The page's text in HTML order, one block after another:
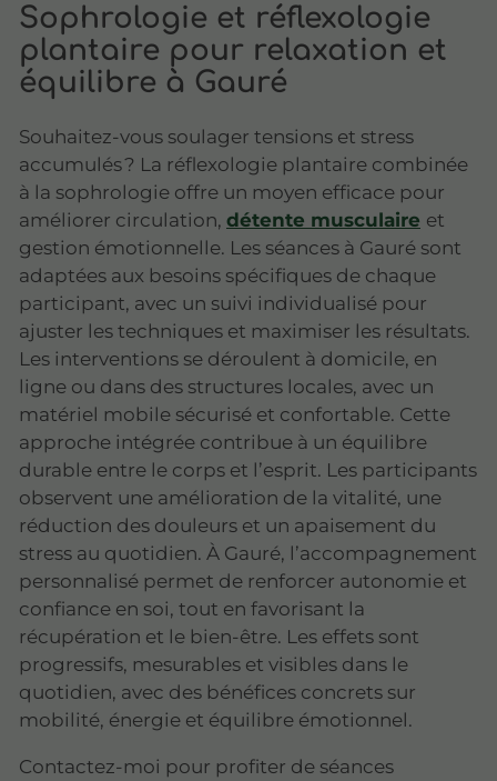
Sophrologie et réflexologie
plantaire pour relaxation et
équilibre à Gauré
Souhaitez-vous soulager tensions et stress
accumulés ? La réflexologie plantaire combinée
à la sophrologie offre un moyen efficace pour
améliorer circulation, détente musculaire et
gestion émotionnelle. Les séances à Gauré sont
adaptées aux besoins spécifiques de chaque
participant, avec un suivi individualisé pour
ajuster les techniques et maximiser les résultats.
Les interventions se déroulent à domicile, en
ligne ou dans des structures locales, avec un
matériel mobile sécurisé et confortable. Cette
approche intégrée contribue à un équilibre
durable entre le corps et l’esprit. Les participants
observent une amélioration de la vitalité, une
réduction des douleurs et un apaisement du
stress au quotidien. À Gauré, l’accompagnement
personnalisé permet de renforcer autonomie et
confiance en soi, tout en favorisant la
récupération et le bien-être. Les effets sont
progressifs, mesurables et visibles dans le
quotidien, avec des bénéfices concrets sur
mobilité, énergie et équilibre émotionnel.
Contactez-moi pour profiter de séances